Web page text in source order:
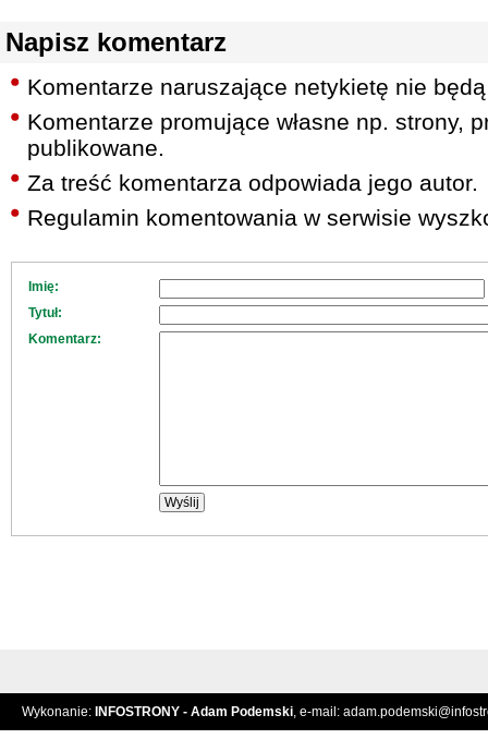
Napisz komentarz
Komentarze naruszające netykietę nie
Komentarze promujące własne np. strony,
publikowane.
Za treść komentarza odpowiada jego autor.
Regulamin komentowania w serwisie
Imię:
Tytuł:
Komentarz:
Wykonanie: INFOSTRONY - Adam Podemski, e-mail: